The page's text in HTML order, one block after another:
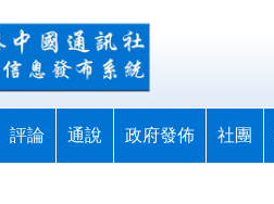
評論 通說 政府發佈 社團